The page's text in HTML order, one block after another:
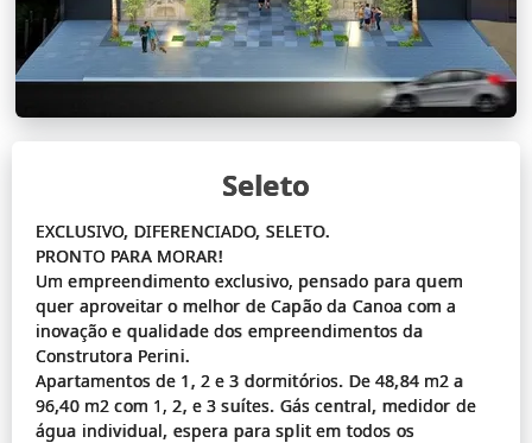
Seleto
EXCLUSIVO, DIFERENCIADO, SELETO.
PRONTO PARA MORAR!
Um empreendimento exclusivo, pensado para quem
quer aproveitar o melhor de Capão da Canoa com a
inovação e qualidade dos empreendimentos da
Construtora Perini.
Apartamentos de 1, 2 e 3 dormitórios. De 48,84 m2 a
96,40 m2 com 1, 2, e 3 suítes. Gás central, medidor de
água individual, espera para split em todos os